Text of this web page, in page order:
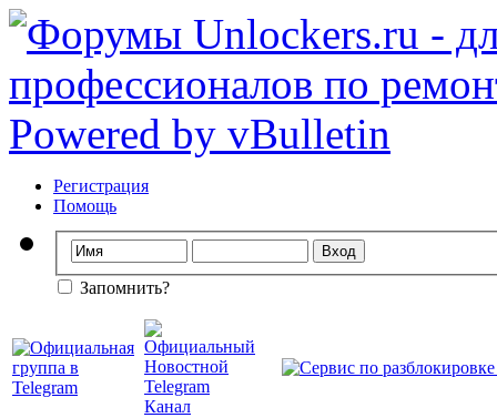
Регистрация
Помощь
Запомнить?